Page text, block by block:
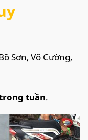
Sơn, Võ Cường,
tuần.